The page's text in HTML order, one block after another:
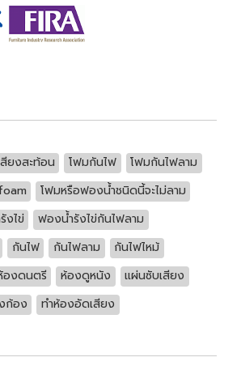
ยงสะท้อน โฟมกันไฟ
โฟมกันไฟลาม
โฟมหรือฟองน้ำชนิดนี้จะไม่ลาม
งไข่
ฟองน้ำรังไข่กันไฟลาม
กันไฟ กันไฟลาม
กันไฟไหม้
องดนตรี ห้องดูหนัง
แผ่นซับเสียง
ก้อง ทำห้องอัดเสียง